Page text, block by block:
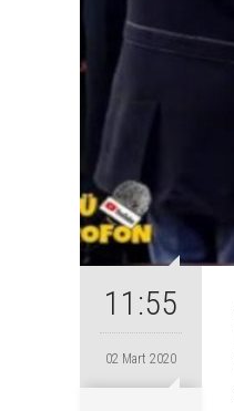
11:55
02 Mart 2020